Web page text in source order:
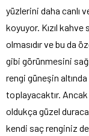
yüzlerini daha canlı
koyuyor. Kızıl
olmasıdır ve bu da
gibi görünmesini
rengi güneşin
toplayacaktır.
oldukça güzel
kendi saç renginiz